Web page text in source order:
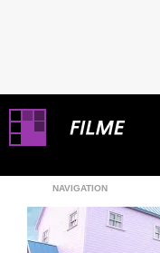
NAVIGATION